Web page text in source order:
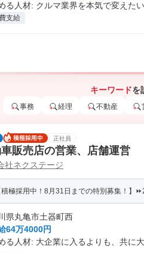
る人材: クルマ業界を本気で変えた
支給
キーワードを
事務 経理 不動産
正社員
販売店の営業、店舗運営
社ネクステージ
積極採用中！8月31日までの特別募集！】
県丸亀市土器町西
64万4000円
る人材: 大企業に入るよりも、共に